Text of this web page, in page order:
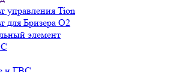
управления Tion
для Бризера O2
элемент